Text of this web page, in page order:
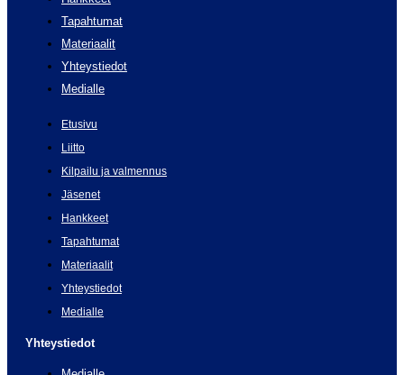
Tapahtumat
Materiaalit
Yhteystiedot
Medialle
Etusivu
Liitto
Kilpailu ja valmennus
Jäsenet
Hankkeet
Tapahtumat
Materiaalit
Yhteystiedot
Medialle
Yhteystiedot